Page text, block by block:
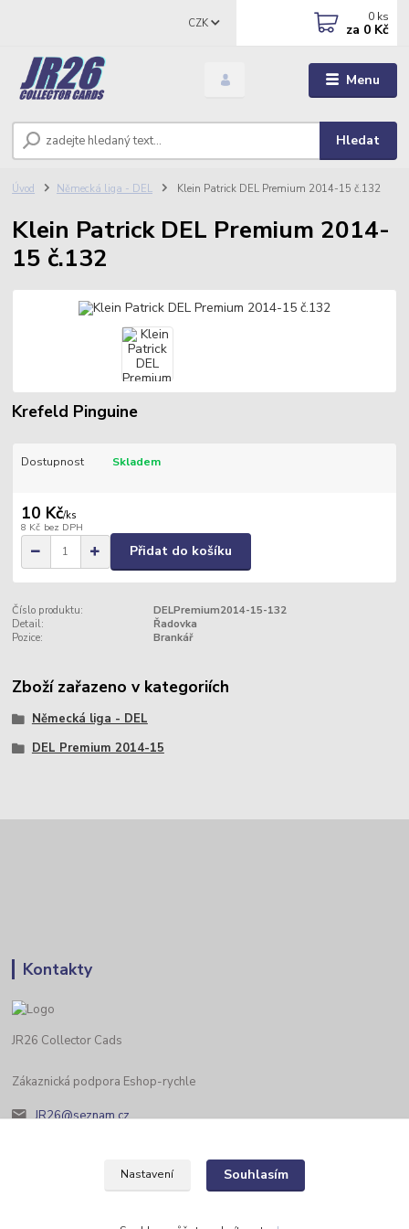
Menu
CZK
Hledat
0 ks
za 0 Kč
Úvod Německá liga - DEL Klein Patrick DEL Premium 2014-15 č.132
Klein Patrick DEL Premium 2014-
15 č.132
Krefeld Pinguine
Dostupnost Skladem
10 Kč/ks
8 Kč bez DPH
Přidat do košíku
Číslo produktu:
DELPremium2014-15-132
Detail:
Řadovka
Pozice:
Brankář
Zboží zařazeno v kategoriích
Německá liga - DEL
DEL Premium 2014-15
Kontakty
JR26 Collector Cads
Zákaznická podpora Eshop-rychle
JR26@seznam.cz
Nastavení Souhlasím